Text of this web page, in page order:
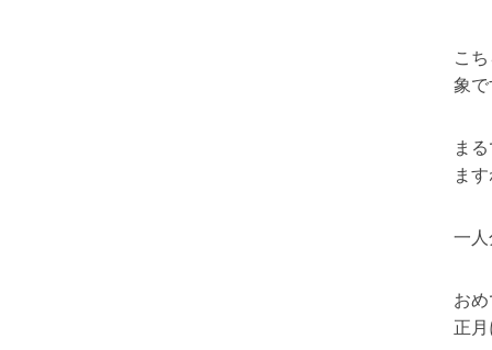
こ
象
ま
ま
一
お
正